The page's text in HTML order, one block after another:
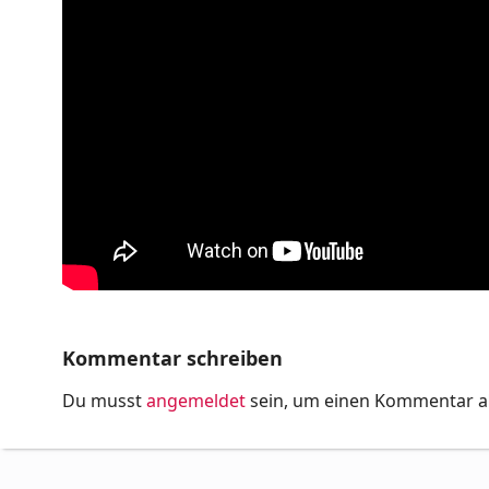
Kommentar schreiben
Du musstangemeldetsein, um einen Kommentar